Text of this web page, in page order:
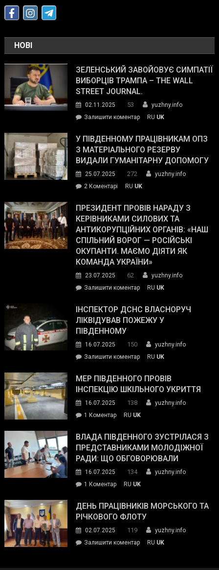
НОВІ
ЗЕЛЕНСЬКИЙ ЗАВОЙОВУЄ СИМПАТІЇ
ВИБОРЦІВ ТРАМПА – THE WALL
STREET JOURNAL.
02.11.2025 53
yuzhny.info
Залишити коментарon
завойовує
симпатії
виборців
The
Street
Journal.
RU UK
У ПІВДЕННОМУ ПРАЦІВНИКАМ ОПЗ
З МАТЕРІАЛЬНОГО РЕЗЕРВУ
ВИДАЛИ ГУМАНІТАРНУ ДОПОМОГУ
25.07.2025 272
yuzhny.info
2 Коментарі
Південному
працівникам
ОПЗ
з
матеріального
резерву
гуманітарну
допомогу
RU UK
ПРЕЗИДЕНТ ПРОВІВ НАРАДУ З
КЕРІВНИКАМИ СИЛОВИХ ТА
АНТИКОРУПЦІЙНИХ ОРГАНІВ: «НАШ
СПІЛЬНИЙ ВОРОГ — РОСІЙСЬКІ
ОКУПАНТИ. МАЄМО ДІЯТИ ЯК
КОМАНДА УКРАЇНИ»
23.07.2025 62
yuzhny.info
Залишити коментарon
провів
нараду
силових
та
органів:
«Наш
спільний
окупанти.
Маємо
діяти
команда
RU UK
ІНСПЕКТОР ДСНС ВЛАСНОРУЧ
ЛІКВІДУВАВ ПОЖЕЖУ У
ПІВДЕННОМУ
16.07.2025 150
yuzhny.info
Залишити коментарon
ДСНС
власноруч
пожежу
у
RU UK
МЕР ПІВДЕННОГО ПРОВІВ
ІНСПЕКЦІЮ ШКІЛЬНОГО УКРИТТЯ
16.07.2025 138
yuzhny.info
1 Коментардо
Південного
провів
інспекцію
укриття
RU UK
ВЛАДА ПІВДЕННОГО ЗУСТРІЛАСЯ З
ПРЕДСТАВНИКАМИ МОЛОДІЖНОЇ
РАДИ: ЩО ОБГОВОРЮВАЛИ
16.07.2025 134
yuzhny.info
1 Коментардо
Південного
зустрілася
представниками
молодіжної
RU UK
ДЕНЬ ПРАЦІВНИКІВ МОРСЬКОГО ТА
РІЧКОВОГО ФЛОТУ
02.07.2025 119
yuzhny.info
Залишити коментарon
RU UK